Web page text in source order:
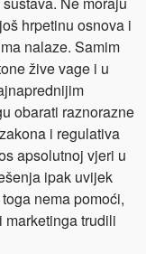
hrpetinu osnova i
nalaze. Samim
žive vage i u
obarati raznorazne
i regulativa
apsolutnoj vjeri u
ipak uvijek
nema pomoći,
trudili